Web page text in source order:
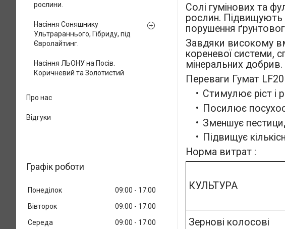
Солі гумінових та
рослин. Підвищують
порушення
Завдяки високому
кореневої системи,
мінеральних добрив.
Переваги Гумат LF20
Стимулює ріст і
Посилює
Зменшує
Підвищує
Норма витрат :
КУЛЬТУРА
Зернові колосові
рослини.
Насіння Соняшнику
Ультрараннього, Гібриду, під
Євролайтинг.
Насіння ЛЬОНУ на Посів.
Коричневий та Золотистий
Про нас
Відгуки
Графік роботи
Понеділок 09:00
17:00
Вівторок
09:00
17:00
Середа
09:00
17:00